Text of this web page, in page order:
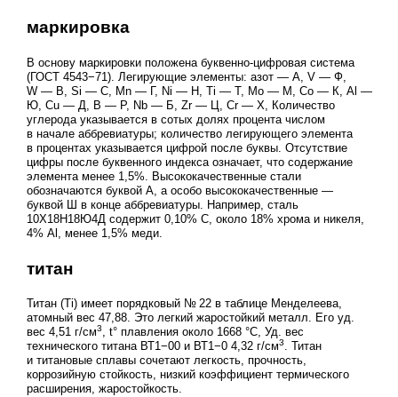
маркировка
В основу маркировки положена буквенно-цифровая система
(ГОСТ 4543−71). Легирующие элементы: азот — А, V — Ф,
W — В, Si — С, Mn — Г, Ni — Н, Ti — Т, Mo — М, Co — К, Al —
Ю, Cu — Д, B — Р, Nb — Б, Zr — Ц, Cr — Х, Количество
углерода указывается в сотых долях процента числом
в начале аббревиатуры; количество легирующего элемента
в процентах указывается цифрой после буквы. Отсутствие
цифры после буквенного индекса означает, что содержание
элемента менее 1,5%. Высококачественные стали
обозначаются буквой А, а особо высококачественные —
буквой Ш в конце аббревиатуры. Например, сталь
10Х18Н18Ю4Д содержит 0,10% С, около 18% хрома и никеля,
4% Al, менее 1,5% меди.
титан
Титан (Ti) имеет порядковый № 22 в таблице Менделеева,
атомный вес 47,88. Это легкий жаростойкий металл. Его уд.
вес 4,51 г/см3, t° плавления около 1668 °C, Уд. вес
технического титана ВТ1−00 и ВТ1−0 4,32 г/см3. Титан
и титановые сплавы сочетают легкость, прочность,
коррозийную стойкость, низкий коэффициент термического
расширения, жаростойкость.